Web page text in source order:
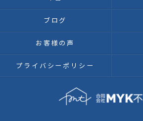
ブログ
お客様の声
プライバシーポリシー